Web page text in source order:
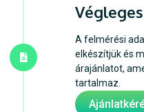
A felmérési
elkészítjük és
árajánlatot,
tartalmaz.